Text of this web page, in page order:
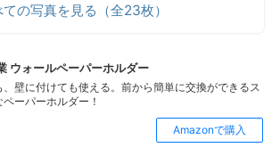
の写真を見る（全23枚）
ウォールペーパーホルダー
、壁に付けても使える。前から簡単に交換ができるス
ペーパーホルダー！
Amazonで購入